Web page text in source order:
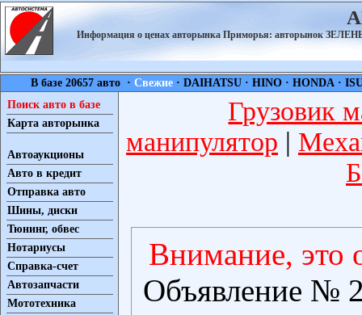
Информация о ценах авторынка Приморья: авторынок
В базе 20657 авто ·Свежие ·DAIHATSU ·HINO ·HONDA ·
Поиск авто в базе
Карта авторынка
Автоаукционы
Авто в кредит
Отправка авто
Шины, диски
Тюнинг, обвес
Нотариусы
Справка-счет
Автозапчасти
Мототехника
Грузовик
манипулятор |
Внимание, это
Объявление №